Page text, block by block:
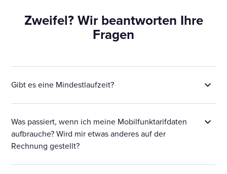
Zweifel? Wir beantworten Ihre
Fragen
Gibt es eine Mindestlaufzeit?
Was passiert, wenn ich meine Mobilfunktarifdaten
aufbrauche? Wird mir etwas anderes auf der
Rechnung gestellt?